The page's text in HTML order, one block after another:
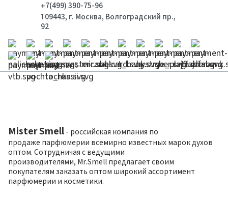
+7(499) 390-75-96
109443, г. Москва, Волгоградский пр.,
92
Mister Smell - российская компания по
продаже парфюмерии всемирно известных марок духов
оптом. Сотрудничая с ведущими
производителями, Mr.Smell предлагает своим
покупателям заказать оптом широкий ассортимент
парфюмерии и косметики.